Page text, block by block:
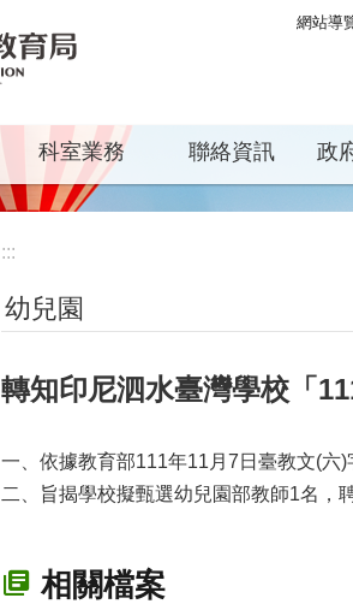
網站導
科室業務 聯絡資訊 政
:::
幼兒園
轉知印尼泗水臺灣學校「
一、依據教育部111年11月7日臺教文(六)
二、旨揭學校擬甄選幼兒園部教師1名，
相關檔案